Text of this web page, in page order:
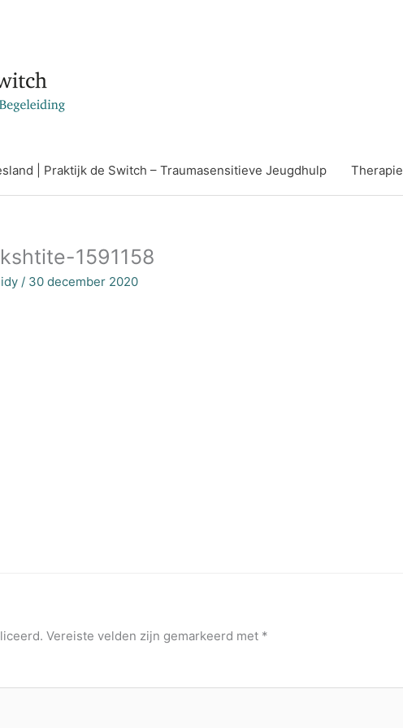
| Praktijk de Switch – Traumasensitieve Jeugdhulp Therapie
1591158
/ 30 december 2020
Vereiste velden zijn gemarkeerd met *